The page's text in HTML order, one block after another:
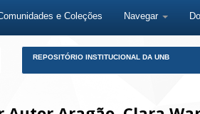
e Coleções Navegar
REPOSITÓRIO INSTITUCIONAL DA UNB